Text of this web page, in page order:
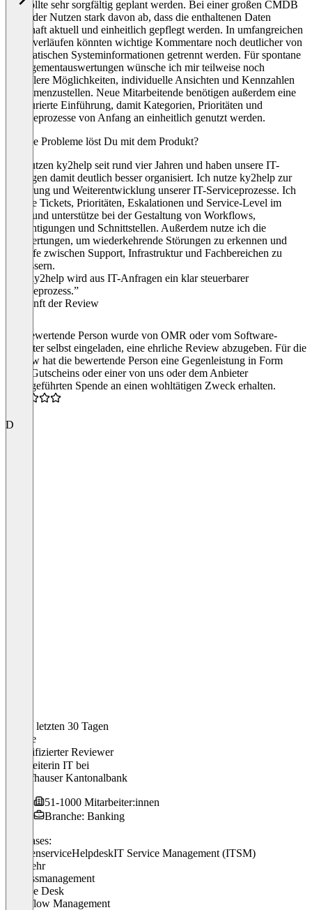
und sollte sehr sorgfältig geplant werden. Bei einer großen CMDB
hängt der Nutzen stark davon ab, dass die enthaltenen Daten
dauerhaft aktuell und einheitlich gepflegt werden. In umfangreichen
Ticketverläufen könnten wichtige Kommentare noch deutlicher von
automatischen Systeminformationen getrennt werden. Für spontane
Managementauswertungen wünsche ich mir teilweise noch
schnellere Möglichkeiten, individuelle Ansichten und Kennzahlen
zusammenzustellen. Neue Mitarbeitende benötigen außerdem eine
strukturierte Einführung, damit Kategorien, Prioritäten und
Serviceprozesse von Anfang an einheitlich genutzt werden.
Welche Probleme löst Du mit dem Produkt?
Wir nutzen ky2help seit rund vier Jahren und haben unsere IT-
Anfragen damit deutlich besser organisiert. Ich nutze ky2help zur
Steuerung und Weiterentwicklung unserer IT-Serviceprozesse. Ich
behalte Tickets, Prioritäten, Eskalationen und Service-Level im
Blick und unterstütze bei der Gestaltung von Workflows,
Berechtigungen und Schnittstellen. Außerdem nutze ich die
Auswertungen, um wiederkehrende Störungen zu erkennen und
Abläufe zwischen Support, Infrastruktur und Fachbereichen zu
verbessern.
“Mit ky2help wird aus IT-Anfragen ein klar steuerbarer
Serviceprozess.”
Herkunft der Review
Die bewertende Person wurde von OMR oder vom Software-
Anbieter selbst eingeladen, eine ehrliche Review abzugeben. Für die
Review hat die bewertende Person eine Gegenleistung in Form
eines Gutscheins oder einer von uns oder dem Anbieter
durchgeführten Spende an einen wohltätigen Zweck erhalten.
D
In den letzten 30 Tagen
Denise
Verifizierter Reviewer
Teamleiterin IT bei
Schaffhauser Kantonalbank
51-1000 Mitarbeiter:innen
Branche: Banking
Use cases:
KundenserviceHelpdeskIT Service Management (ITSM)
+ 3 mehr
Prozessmanagement
Service Desk
Workflow Management